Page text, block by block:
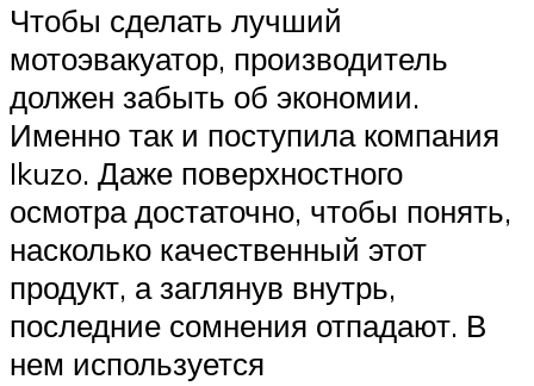
Чтобы сделать лучший
мотоэвакуатор, производитель
должен забыть об экономии.
Именно так и поступила компания
Ikuzo. Даже поверхностного
осмотра достаточно, чтобы понять,
насколько качественный этот
продукт, а заглянув внутрь,
последние сомнения отпадают. В
нем используется